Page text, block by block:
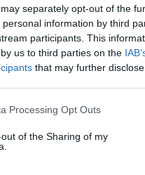
separately opt-out of the
information by third
participants. This
us to third parties on the
that may further
Processing Opt Outs
of the Sharing of my